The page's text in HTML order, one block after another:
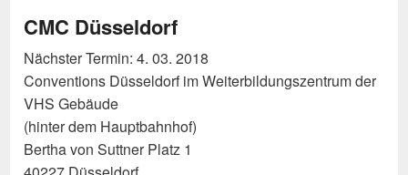
CMC Düsseldorf
Nächster Termin: 4. 03. 2018
Conventions Düsseldorf im Weiterbildungszentrum der
VHS Gebäude
(hinter dem Hauptbahnhof)
Bertha von Suttner Platz 1